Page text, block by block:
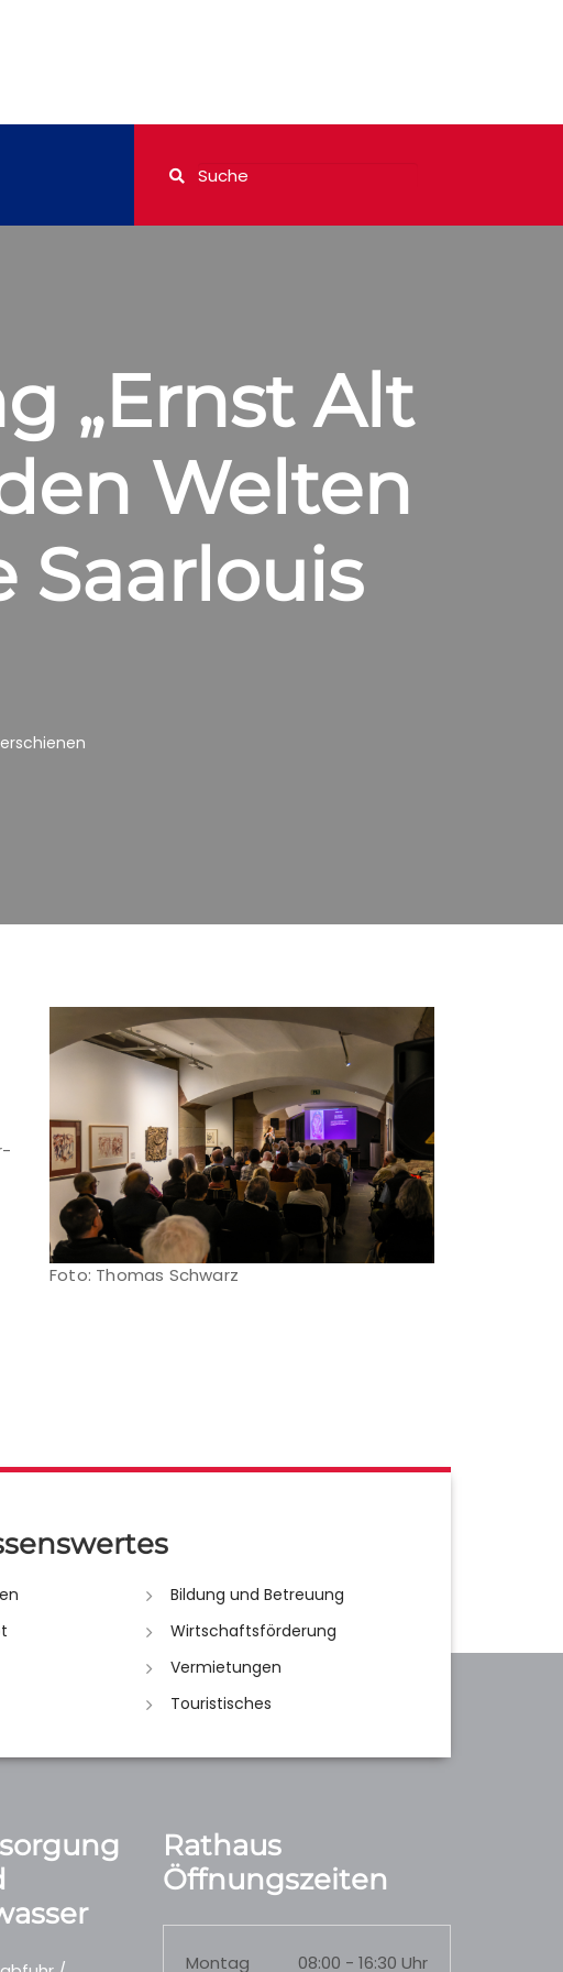
„Ernst Alt
Welten
Saarlouis
Foto: Thomas Schwarz
Bildung und Betreuung
Wirtschaftsförderung
Vermietungen
Touristisches
Rathaus
Öffnungszeiten
Montag 08:00 - 16:30 Uhr